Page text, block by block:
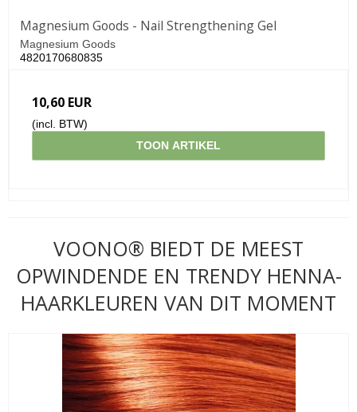
Magnesium Goods - Nail Strengthening Gel
Magnesium Goods
4820170680835
10,60 EUR
(incl. BTW)
TOON ARTIKEL
VOONO® BIEDT DE MEEST
OPWINDENDE EN TRENDY HENNA-
HAARKLEUREN VAN DIT MOMENT